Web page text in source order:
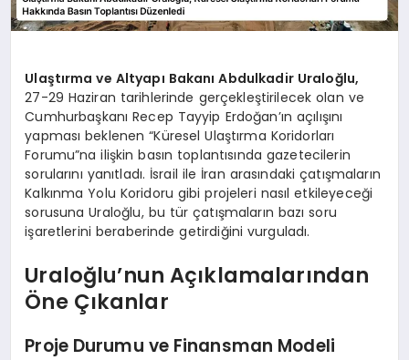
Ulaştırma ve Altyapı Bakanı Abdulkadir Uraloğlu,
27-29 Haziran tarihlerinde gerçekleştirilecek olan ve
Cumhurbaşkanı Recep Tayyip Erdoğan’ın açılışını
yapması beklenen “Küresel Ulaştırma Koridorları
Forumu”na ilişkin basın toplantısında gazetecilerin
sorularını yanıtladı. İsrail ile İran arasındaki çatışmaların
Kalkınma Yolu Koridoru gibi projeleri nasıl etkileyeceği
sorusuna Uraloğlu, bu tür çatışmaların bazı soru
işaretlerini beraberinde getirdiğini vurguladı.
Uraloğlu’nun Açıklamalarından
Öne Çıkanlar
Proje Durumu ve Finansman Modeli